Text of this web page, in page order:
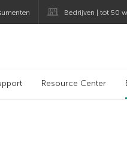
Bedrijven | tot 50
Resource Center